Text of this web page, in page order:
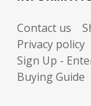
Contact us
Privacy policy
Sign Up -
Buying Guide